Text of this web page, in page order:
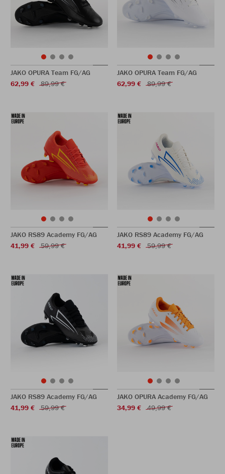
JAKO OPURA Team FG/AG
62,99 €
89,99 €
JAKO OPURA Team FG/AG
62,99 €
89,99 €
JAKO RS89 Academy FG/AG
41,99 €
59,99 €
JAKO RS89 Academy FG/AG
41,99 €
59,99 €
JAKO RS89 Academy FG/AG
41,99 €
59,99 €
JAKO OPURA Academy FG/AG
34,99 €
49,99 €